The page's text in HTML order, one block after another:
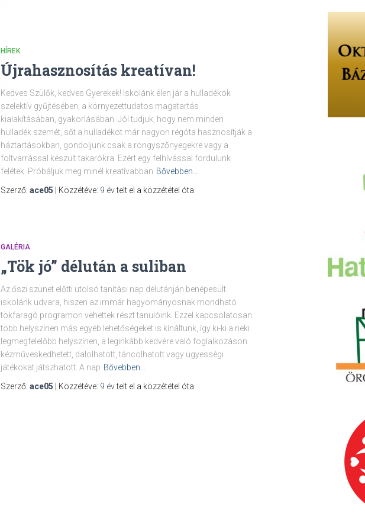
HÍREK
Újrahasznosítás kreatívan!
Kedves Szülők, kedves Gyerekek! Iskolánk élen jár a hulladékok
szelektív gyűjtésében, a környezettudatos magatartás
kialakításában, gyakorlásában. Jól tudjuk, hogy nem minden
hulladék szemét, sőt a hulladékot már nagyon régóta hasznosítják a
háztartásokban, gondoljunk csak a rongyszőnyegekre vagy a
foltvarrással készült takarókra. Ezért egy felhívással fordulunk
felétek. Próbáljuk meg minél kreatívabban Bővebben…
Szerző: ace05 | Közzétéve: 9 évtelt el a közzététel óta
GALÉRIA
„Tök jó” délután a suliban
Az őszi szünet előtti utolsó tanítási nap délutánján benépesült
iskolánk udvara, hiszen az immár hagyományosnak mondható
tökfaragó programon vehettek részt tanulóink. Ezzel kapcsolatosan
több helyszínen más egyéb lehetőségeket is kínáltunk, így ki-ki a neki
legmegfelelőbb helyszínen, a leginkább kedvére való foglalkozáson
kézműveskedhetett, dalolhatott, táncolhatott vagy ügyességi
játékokat játszhatott. A nap Bővebben…
Szerző: ace05 | Közzétéve: 9 évtelt el a közzététel óta